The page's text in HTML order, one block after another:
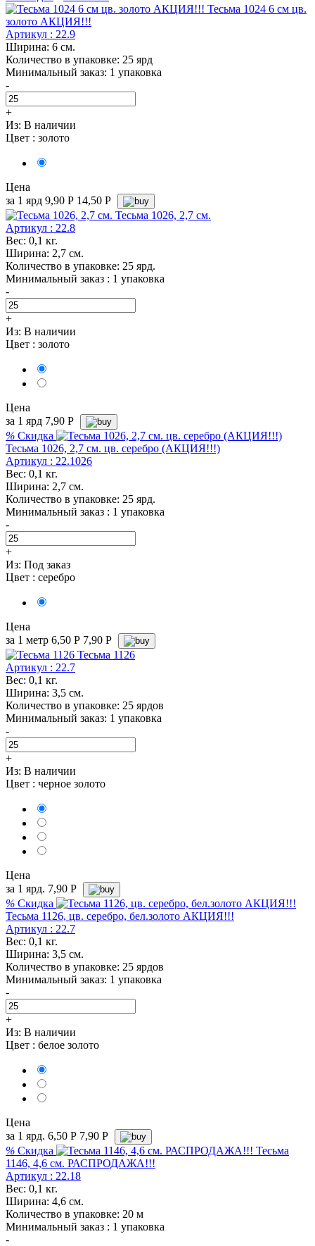
Тесьма 1024 6 см цв.
золото АКЦИЯ!!!
Артикул : 22.9
Ширина: 6 см.
Количество в упаковке: 25 ярд
Минимальный заказ: 1 упаковка
-
+
Из: В наличии
Цвет : золото
Цена
за 1 ярд 9,90 Р 14,50 P
Тесьма 1026, 2,7 см.
Артикул : 22.8
Вес: 0,1 кг.
Ширина: 2,7 см.
Количество в упаковке: 25 ярд.
Минимальный заказ : 1 упаковка
-
+
Из: В наличии
Цвет : золото
Цена
за 1 ярд 7,90 Р
% Скидка
Тесьма 1026, 2,7 см. цв. серебро (АКЦИЯ!!!)
Артикул : 22.1026
Вес: 0,1 кг.
Ширина: 2,7 см.
Количество в упаковке: 25 ярд.
Минимальный заказ : 1 упаковка
-
+
Из: Под заказ
Цвет : серебро
Цена
за 1 метр 6,50 Р 7,90 P
Тесьма 1126
Артикул : 22.7
Вес: 0,1 кг.
Ширина: 3,5 см.
Количество в упаковке: 25 ярдов
Минимальный заказ: 1 упаковка
-
+
Из: В наличии
Цвет : черное золото
Цена
за 1 ярд. 7,90 Р
% Скидка
Тесьма 1126, цв. серебро, бел.золото АКЦИЯ!!!
Артикул : 22.7
Вес: 0,1 кг.
Ширина: 3,5 см.
Количество в упаковке: 25 ярдов
Минимальный заказ: 1 упаковка
-
+
Из: В наличии
Цвет : белое золото
Цена
за 1 ярд. 6,50 Р 7,90 P
% Скидка
Тесьма
1146, 4,6 см. РАСПРОДАЖА!!!
Артикул : 22.18
Вес: 0,1 кг.
Ширина: 4,6 см.
Количество в упаковке: 20 м
Минимальный заказ : 1 упаковка
-